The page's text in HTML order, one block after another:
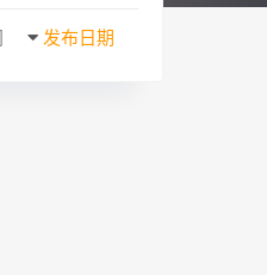
发布日期